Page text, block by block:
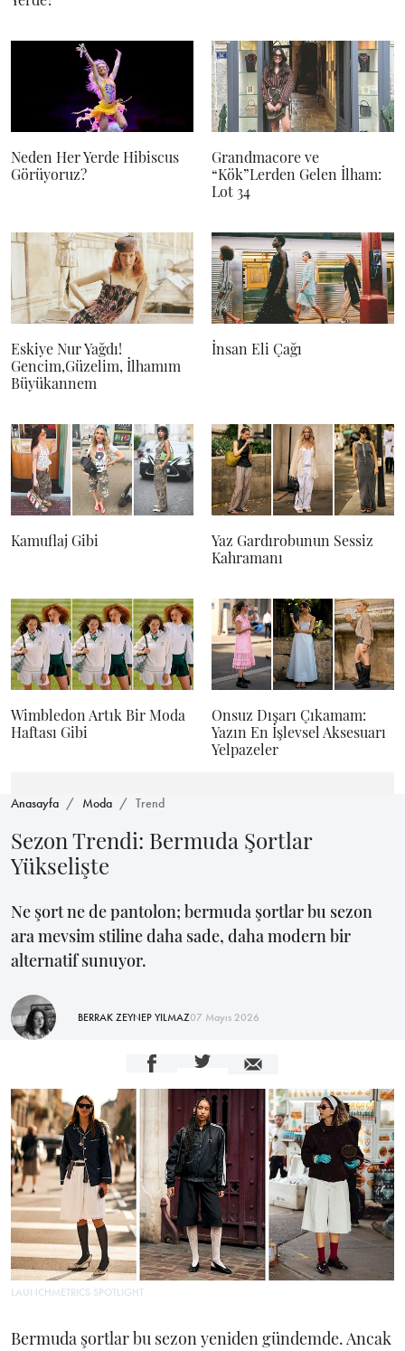
Neden Her Yerde Hibiscus
Görüyoruz?
Grandmacore ve
“Kök”Lerden Gelen İlham:
Lot 34
Eskiye Nur Yağdı!
Gencim,Güzelim, İlhamım
Büyükannem
İnsan Eli Çağı
Kamuflaj Gibi
Yaz Gardırobunun Sessiz
Kahramanı
Wimbledon Artık Bir Moda
Haftası Gibi
Onsuz Dışarı Çıkamam:
Yazın En İşlevsel Aksesuarı
Yelpazeler
Anasayfa Moda Trend
Sezon Trendi: Bermuda Şortlar
Yükselişte
Ne şort ne de pantolon; bermuda şortlar bu sezon
ara mevsim stiline daha sade, daha modern bir
alternatif sunuyor.
BERRAK ZEYNEP YILMAZ07 Mayıs 2026
LAUNCHMETRICS SPOTLIGHT
Bermuda şortlar bu sezon yeniden gündemde. Ancak